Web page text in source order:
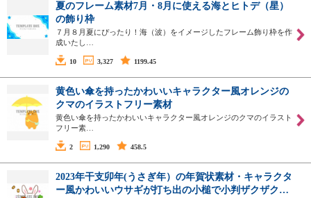
夏のフレーム素材7月・8月に使える海とヒトデ（星）
の飾り枠
７月８月夏にぴったり！海（波）をイメージしたフレーム飾り枠を作
成いたし…
10 3,327 1199.45
黄色い傘を持ったかわいいキャラクター風オレンジの
クマのイラストフリー素材
黄色い傘を持ったかわいいキャラクター風オレンジのクマのイラスト
フリー素…
2 1,290 458.5
2023年干支卯年(うさぎ年）の年賀状素材・キャラクタ
ー風かわいいウサギが打ち出の小槌で小判ザクザク…